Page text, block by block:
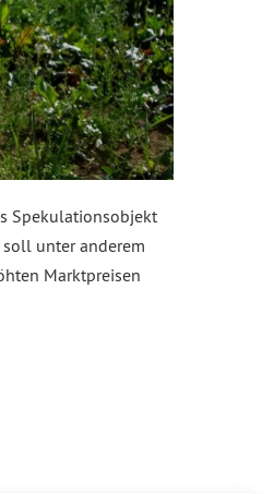
Spekulationsobjekt
soll unter anderem
Marktpreisen